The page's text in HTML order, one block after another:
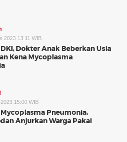
2023 13:11 WIB
Dokter Anak Beberkan Usia
Kena Mycoplasma
15:00 WIB
Pneumonia,
Anjurkan Warga Pakai